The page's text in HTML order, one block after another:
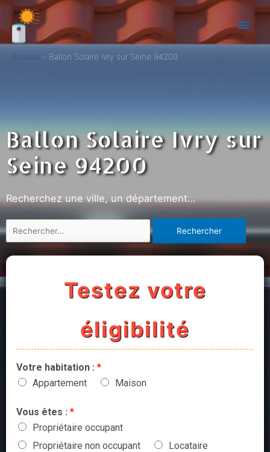
Accueil Ballon Solaire Ivry sur Seine 94200
Ballon Solaire Ivry sur
Seine 94200
Recherchez une ville, un département…
Testez votre
éligibilité
Votre habitation : *
Appartement
Maison
Vous êtes : *
Propriétaire occupant
Propriétaire non occupant
Locataire